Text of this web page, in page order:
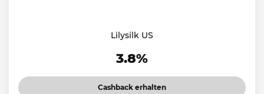
Lilysilk US
3.8%
Cashback erhalten